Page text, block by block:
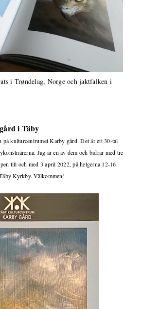
i Trøndelag, Norge och jaktfalken i
i Täby
på kulturcentrumet Karby gård. Det är ett 30-tal
Jag är en av dem och bidrar med tre
till och med 3 april 2022, på helgerna 12-16.
Kyrkby. Välkommen!